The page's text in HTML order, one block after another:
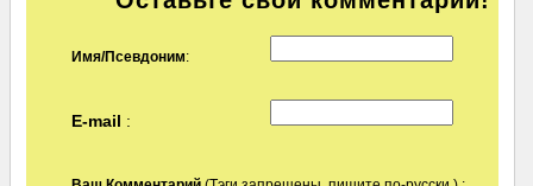
Имя/Псевдоним:
E-mail :